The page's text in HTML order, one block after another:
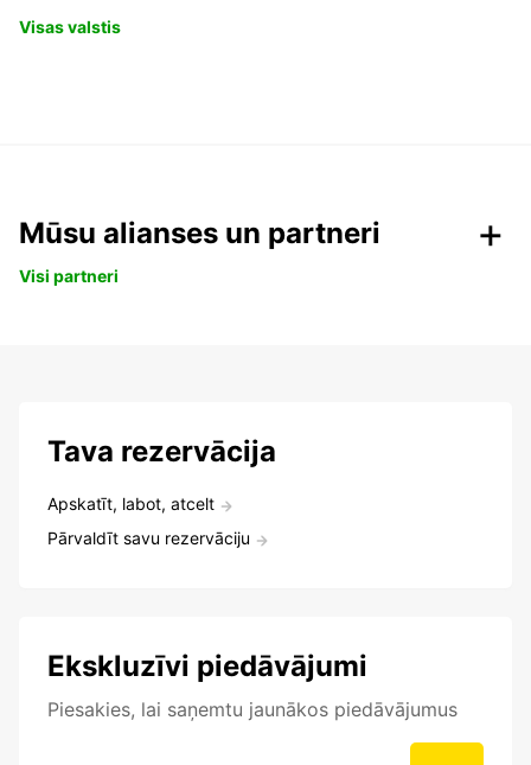
Visas valstis
Mūsu alianses un partneri
Visi partneri
Tava rezervācija
Apskatīt, labot, atcelt
Pārvaldīt savu rezervāciju
Ekskluzīvi piedāvājumi
Piesakies, lai saņemtu jaunākos piedāvājumus